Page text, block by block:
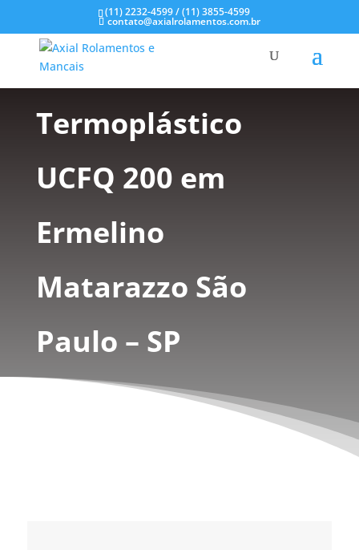
(11) 2232-4599 / (11) 3855-4599
contato@axialrolamentos.com.br
Mancal
Termoplástico
UCFQ 200 em
Ermelino
Matarazzo São
Paulo – SP